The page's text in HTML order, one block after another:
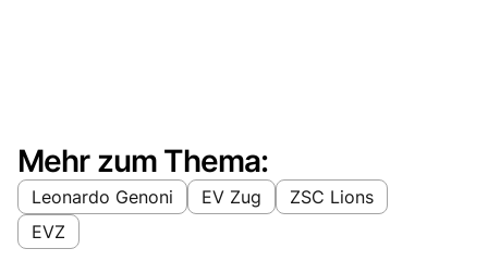
Mehr zum Thema:
Leonardo Genoni EV Zug
ZSC Lions
EVZ